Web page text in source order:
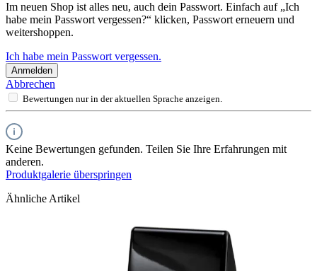
Im neuen Shop ist alles neu, auch dein Passwort. Einfach auf „Ich
habe mein Passwort vergessen?“ klicken, Passwort erneuern und
weitershoppen.
Ich habe mein Passwort vergessen.
Anmelden
Abbrechen
Bewertungen nur in der aktuellen Sprache anzeigen.
Keine Bewertungen gefunden. Teilen Sie Ihre Erfahrungen mit
anderen.
Produktgalerie überspringen
Ähnliche Artikel